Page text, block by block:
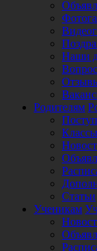
Наши
Родителям
Классы
Статьи
Ученикам